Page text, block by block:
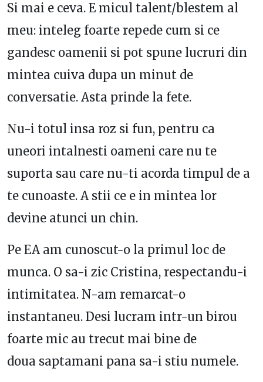
Si mai e ceva. E micul talent/blestem al
meu: inteleg foarte repede cum si ce
gandesc oamenii si pot spune lucruri din
mintea cuiva dupa un minut de
conversatie. Asta prinde la fete.
Nu-i totul insa roz si fun, pentru ca
uneori intalnesti oameni care nu te
suporta sau care nu-ti acorda timpul de a
te cunoaste. A stii ce e in mintea lor
devine atunci un chin.
Pe EA am cunoscut-o la primul loc de
munca. O sa-i zic Cristina, respectandu-i
intimitatea. N-am remarcat-o
instantaneu. Desi lucram intr-un birou
foarte mic au trecut mai bine de
doua saptamani pana sa-i stiu numele.